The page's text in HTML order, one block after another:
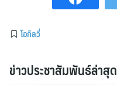
โอกิลวี่
ข่าวประชาสัมพันธ์ล่าสุด